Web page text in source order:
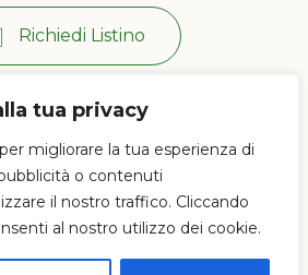
tua privacy
migliorare la tua esperienza di
o contenuti
il nostro traffico. Cliccando
al nostro utilizzo dei cookie.
Richiedi Listino
+39 0573 38 20 77
129/D - 51030 Pistoia (PT)
/ 12:00 - 13:30 / 17:00
s.s.a. di Tesi Silvia e Gallo Antonio - P.IVA e
CF 01628120477